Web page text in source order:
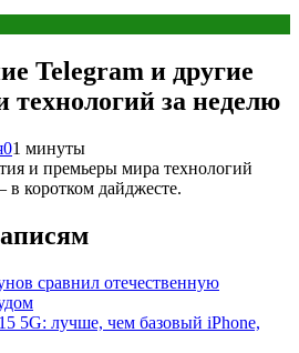
Telegram и другие
технологий за неделю
01 минуты
и премьеры мира технологий
коротком дайджесте.
сравнил отечественную
5G: лучше, чем базовый iPhone,